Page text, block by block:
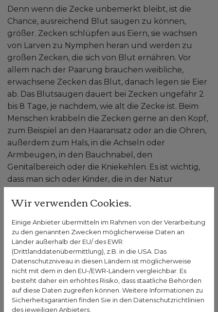
Denn wenn die Zecke unbemerkt bleibt, ist die
Chance, ausreichend Blut saugen zu können,
größer. Zecken schlüpfen aus Eiern, sie wachsen
von Larven zu Nymphen heran und werden zu
großen Zecken, die sich von Blut ernähren. Vor
allem nach der Paarung brauchen weibliche,
erwachsene Zecken das Blut, danach legen sie Eier
ab. Das Blutsaugen dauert bei Zecken ungefähr 2
bis 8 Tage, je nachdem, wie alt die Zecke ist. Beim
Menschen krabbeln die Zecken gerne an den Kopf,
zum Beispiel an den Haaransatz oder an die Ohren,
außerdem zum Hals, in die Achseln oder
Armbeugen, in den Bauchnabel, den
Genitalbereich oder die Kniekehlen. Es ist wichtig,
dass man sich oder Kinder, die in der Natur
denn bevor die Zecke den richtigen Ort zum
herum. Wird sie dabei entdeckt und entfernt, kann
ein Stich verhindert werden.
Sie haben Fragen zum Thema Zecken?
Gesundheits-Experten und -Expertinnen aus Ihrer
Region beraten Sie gerne. Hier gelangen Sie zur
Wir verwenden Cookies.
Einige Anbieter übermitteln im Rahmen von der Verarbeitung
zu den genannten Zwecken möglicherweise Daten an
Länder außerhalb der EU/ des EWR
(Drittlanddatenübermittlung), z.B. in die USA. Das
Datenschutzniveau in diesen Ländern ist möglicherweise
nicht mit dem in den EU-/EWR-Ländern vergleichbar. Es
besteht daher ein erhöhtes Risiko, dass staatliche Behörden
auf diese Daten zugreifen können. Weitere Informationen zu
Sicherheitsgarantien finden Sie in den Datenschutzrichtlinien
des jeweiligen Anbieters.